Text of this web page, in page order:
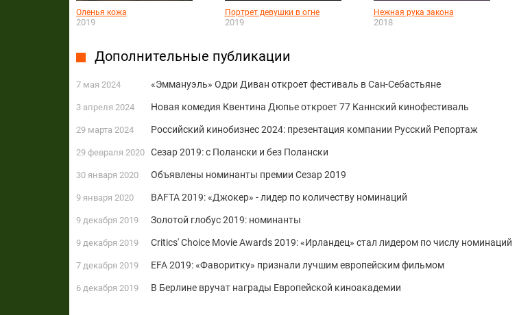
Оленья кожа
2019
Портрет девушки в огне
2019
Нежная рука закона
2018
Дополнительные публикации
7 мая 2024 «Эммануэль» Одри Диван откроет фестиваль в Сан-Себастьяне
3 апреля 2024 Новая комедия Квентина Дюпье откроет 77 Каннский кинофестиваль
29 марта 2024 Российский кинобизнес 2024: презентация компании Русский Репортаж
29 февраля 2020 Сезар 2019: с Полански и без Полански
30 января 2020 Объявлены номинанты премии Сезар 2019
9 января 2020 BAFTA 2019: «Джокер» - лидер по количеству номинаций
9 декабря 2019 Золотой глобус 2019: номинанты
9 декабря 2019 Critics' Choice Movie Awards 2019: «Ирландец» стал лидером по числу номинаций
7 декабря 2019 EFA 2019: «Фаворитку» признали лучшим европейским фильмом
6 декабря 2019 В Берлине вручат награды Европейской киноакадемии